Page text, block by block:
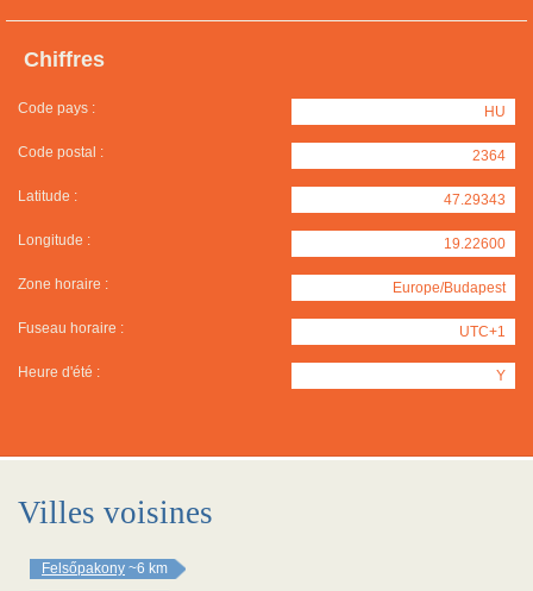
Chiffres
Code pays : HU
Code postal : 2364
Latitude : 47.29343
Longitude : 19.22600
Zone horaire : Europe/Budapest
Fuseau horaire : UTC+1
Heure d'été : Y
Villes voisines
Felsőpakony ~6 km